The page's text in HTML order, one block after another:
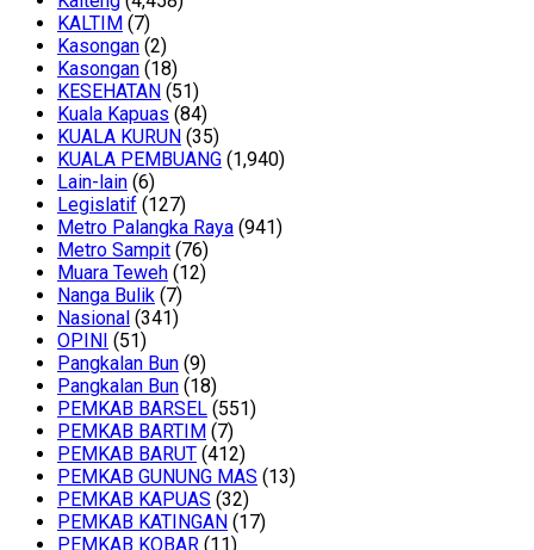
KALTIM (7)
Kasongan (2)
Kasongan (18)
KESEHATAN (51)
Kuala Kapuas (84)
KUALA KURUN (35)
KUALA PEMBUANG (1,940)
Lain-lain (6)
Legislatif (127)
Metro Palangka Raya (941)
Metro Sampit (76)
Muara Teweh (12)
Nanga Bulik (7)
Nasional (341)
OPINI (51)
Pangkalan Bun (9)
Pangkalan Bun (18)
PEMKAB BARSEL (551)
PEMKAB BARTIM (7)
PEMKAB BARUT (412)
PEMKAB GUNUNG MAS (13)
PEMKAB KAPUAS (32)
PEMKAB KATINGAN (17)
PEMKAB KOBAR (11)